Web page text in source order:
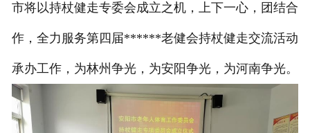
市将以持杖健走专委会成立之机，上下一心，团结合
作，全力服务第四届******老健会持杖健走交流活动
承办工作，为林州争光，为安阳争光，为河南争光。